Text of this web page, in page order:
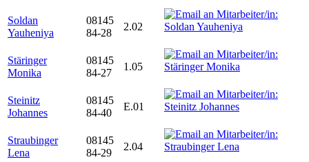
Soldan
Yauheniya
08145
84-28
2.02
Stäringer
Monika
08145
84-27
1.05
Steinitz
Johannes
08145
84-40
E.01
Straubinger
Lena
08145
84-29
2.04